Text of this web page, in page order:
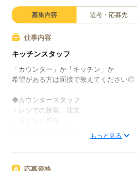
￣￣￣￣￣￣￣￣￣￣￣￣￣￣
子どもが保育園にあがり一段落。
でも、いきなりフルタイムは
マクドナルドなら週1日からでもOK。
午前中に数時間でもOK。
日々の子どもとのふれあいタイム、
授業参観や運動会などの学校行事、
たくさんの予定も、余裕を持って
募集内容 選考・応募先
仕事内容
キッチンスタッフ
「カウンター」か「キッチン」か
希望がある方は面接で教えてください◎
◆カウンタースタッフ
・レジでの接客、注文
・ドリンク作り
・店内清掃
もっと見る
応募資格